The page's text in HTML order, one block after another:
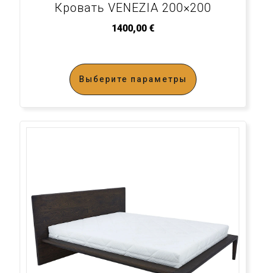
Кровать VENEZIA 200×200
1400,00 €
Выберите параметры